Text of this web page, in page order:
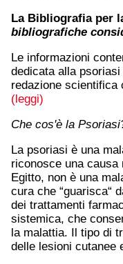
La Bibliografia per
bibliografiche
Le informazioni
dedicata alla
redazione scientifica
(leggi)
Che cos'è la
La psoriasi è una
riconosce una causa
Egitto, non è una
cura che “guarisca“
dei trattamenti
sistemica, che
la malattia. Il tipo di
delle lesioni cutanee